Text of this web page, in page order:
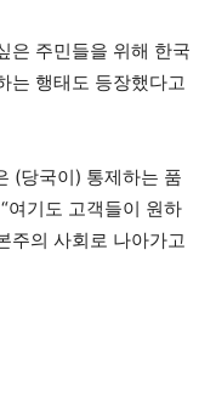
은 주민들을 위해 한국
는 행태도 등장했다고
(당국이) 통제하는 품
여기도 고객들이 원하
주의 사회로 나아가고